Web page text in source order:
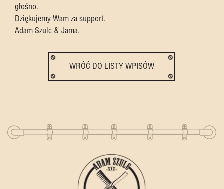
głośno.
Dziękujemy Wam za support.
Adam Szulc & Jama.
WRÓĆ DO LISTY WPISÓW